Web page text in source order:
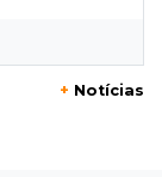
+ Notícias